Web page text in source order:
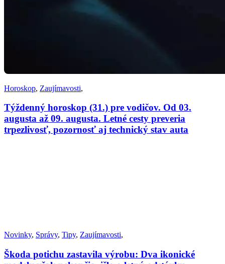
Horoskop, Zaujímavosti,
Týždenný horoskop (31.) pre vodičov. Od 03.
augusta až 09. augusta. Letné cesty preveria
trpezlivosť, pozornosť aj technický stav auta
Novinky, Správy, Tipy, Zaujímavosti,
Škoda potichu zastavila výrobu: Dva ikonické